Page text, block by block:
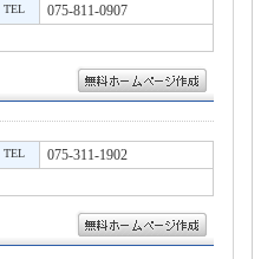
TEL 075-811-0907
TEL 075-311-1902